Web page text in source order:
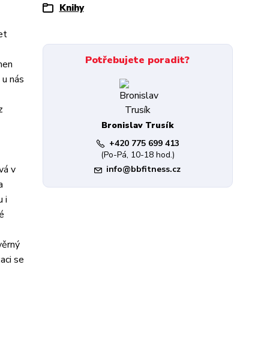
nás
v
i
se
Knihy
Potřebujete poradit?
Bronislav Trusík
+420 775 699 413
(Po-Pá, 10-18 hod.)
info@bbfitness.cz